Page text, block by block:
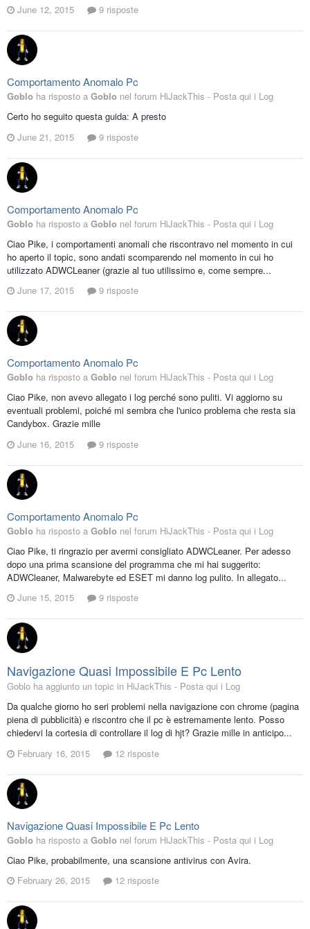
June 12, 2015
9 risposte
Comportamento Anomalo Pc
Goblo ha risposto a Goblo nel forum HiJackThis - Posta qui i Log
Certo ho seguito questa guida: A presto
June 21, 2015
9 risposte
Comportamento Anomalo Pc
Goblo ha risposto a Goblo nel forum HiJackThis - Posta qui i Log
Ciao Pike, i comportamenti anomali che riscontravo nel momento in cui
ho aperto il topic, sono andati scomparendo nel momento in cui ho
utilizzato ADWCLeaner (grazie al tuo utilissimo e, come sempre...
June 17, 2015
9 risposte
Comportamento Anomalo Pc
Goblo ha risposto a Goblo nel forum HiJackThis - Posta qui i Log
Ciao Pike, non avevo allegato i log perché sono puliti. Vi aggiorno su
eventuali problemi, poiché mi sembra che l'unico problema che resta sia
Candybox. Grazie mille
June 16, 2015
9 risposte
Comportamento Anomalo Pc
Goblo ha risposto a Goblo nel forum HiJackThis - Posta qui i Log
Ciao Pike, ti ringrazio per avermi consigliato ADWCLeaner. Per adesso
dopo una prima scansione del programma che mi hai suggerito:
ADWCleaner, Malwarebyte ed ESET mi danno log pulito. In allegato...
June 15, 2015
9 risposte
Navigazione Quasi Impossibile E Pc Lento
Goblo ha aggiunto un topic in HiJackThis - Posta qui i Log
Da qualche giorno ho seri problemi nella navigazione con chrome (pagina
piena di pubblicità) e riscontro che il pc è estremamente lento. Posso
chiedervi la cortesia di controllare il log di hjt? Grazie mille in anticipo...
February 16, 2015
12 risposte
Navigazione Quasi Impossibile E Pc Lento
Goblo ha risposto a Goblo nel forum HiJackThis - Posta qui i Log
Ciao Pike, probabilmente, una scansione antivirus con Avira.
February 26, 2015
12 risposte